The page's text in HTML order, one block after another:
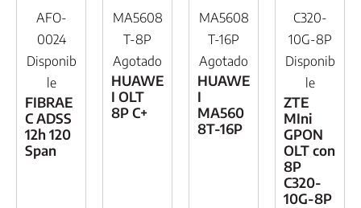
AFO-
0024
Disponib
le
FIBRAE
C ADSS
12h 120
Span
MA5608
T-8P
Agotado
HUAWE
I OLT
8P C+
MA5608
T-16P
Agotado
HUAWE
I
MA560
8T-16P
C320-
10G-8P
Disponib
le
ZTE
MIni
GPON
OLT con
8P
C320-
10G-8P